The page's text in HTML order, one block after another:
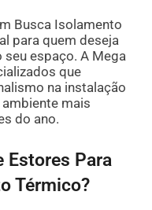
Busca Isolamento
para quem deseja
espaço. A Mega
que
na instalação
mais
do ano.
Estores Para
Térmico?